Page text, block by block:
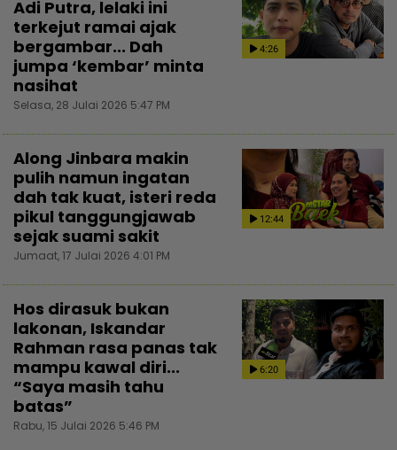
4:26
Adi Putra, lelaki ini
terkejut ramai ajak
bergambar... Dah
jumpa ‘kembar’ minta
nasihat
Selasa, 28 Julai 2026 5:47 PM
12:44
Along Jinbara makin
pulih namun ingatan
dah tak kuat, isteri reda
pikul tanggungjawab
sejak suami sakit
Jumaat, 17 Julai 2026 4:01 PM
6:20
Hos dirasuk bukan
lakonan, Iskandar
Rahman rasa panas tak
mampu kawal diri...
“Saya masih tahu
batas”
Rabu, 15 Julai 2026 5:46 PM